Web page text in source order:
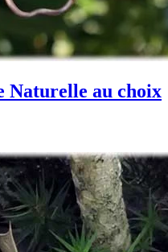
Naturelle au choix